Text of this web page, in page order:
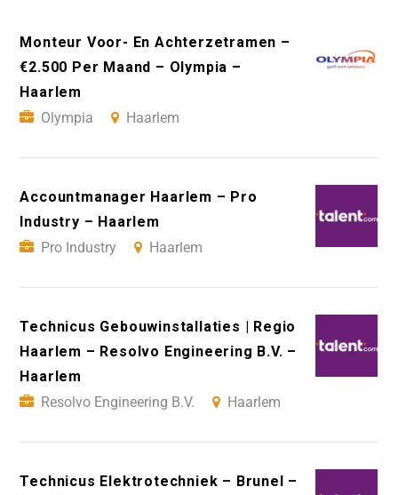
Monteur Voor- En Achterzetramen –
€2.500 Per Maand – Olympia –
Haarlem
Olympia
Haarlem
Accountmanager Haarlem – Pro
Industry – Haarlem
Pro Industry
Haarlem
Technicus Gebouwinstallaties | Regio
Haarlem – Resolvo Engineering B.V. –
Haarlem
Resolvo Engineering B.V.
Haarlem
Technicus Elektrotechniek – Brunel –